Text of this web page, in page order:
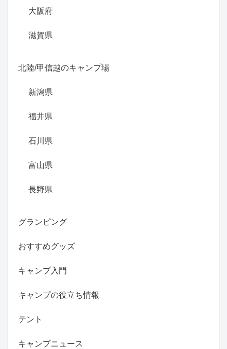
大阪府
滋賀県
北陸/甲信越のキャンプ場
新潟県
福井県
石川県
富山県
長野県
グランピング
おすすめグッズ
キャンプ入門
キャンプの役立ち情報
テント
キャンプニュース